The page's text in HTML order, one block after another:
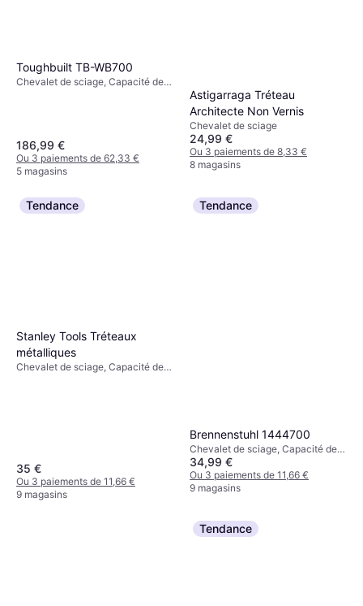
Toughbuilt TB-WB700
Chevalet de sciage, Capacité de
186,99 €
Ou 3 paiements de 62,33 €
5 magasins
Astigarraga Tréteau
Architecte Non Vernis
Chevalet de sciage
24,99 €
Ou 3 paiements de 8,33 €
8 magasins
Tendance
Stanley Tools Tréteaux
métalliques
Chevalet de sciage, Capacité de
35 €
Ou 3 paiements de 11,66 €
9 magasins
Tendance
Brennenstuhl 1444700
Chevalet de sciage, Capacité de
charge (max): 160kg
34,99 €
Ou 3 paiements de 11,66 €
9 magasins
Tendance